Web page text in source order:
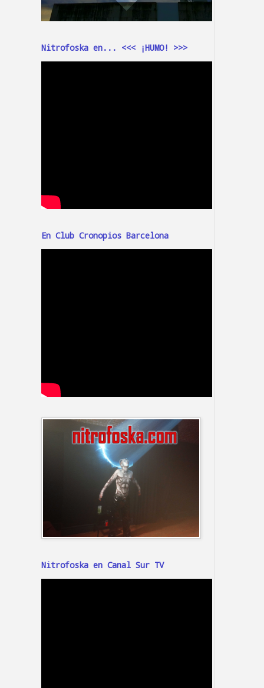
Nitrofoska en... <<< ¡HUMO! >>>
En Club Cronopios Barcelona
Nitrofoska en Canal Sur TV